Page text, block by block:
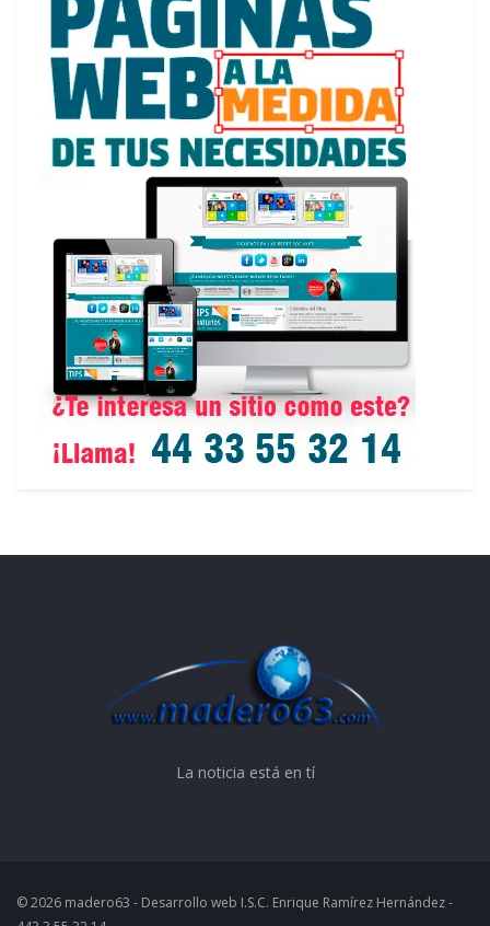
La noticia está en tí
© 2026 madero63 - Desarrollo web I.S.C. Enrique Ramírez Hernández -